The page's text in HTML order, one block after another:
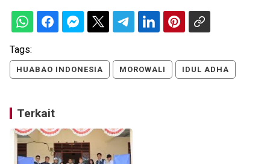
Tags:
HUABAO INDONESIA MOROWALI IDUL ADHA
Terkait